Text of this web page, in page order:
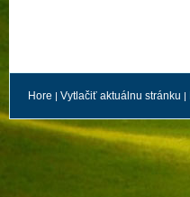
Hore | Vytlačiť aktuálnu stránku |